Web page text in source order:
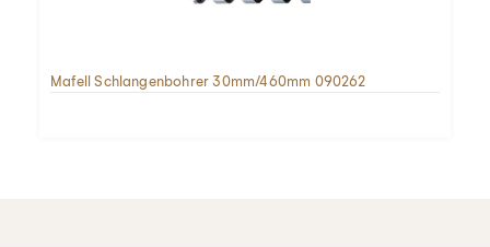
Mafell Schlangenbohrer 30mm/460mm 090262